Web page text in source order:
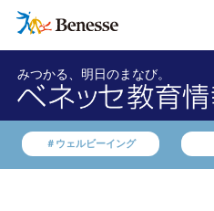
みつかる、明日のまなび。
＃ウェルビーイング